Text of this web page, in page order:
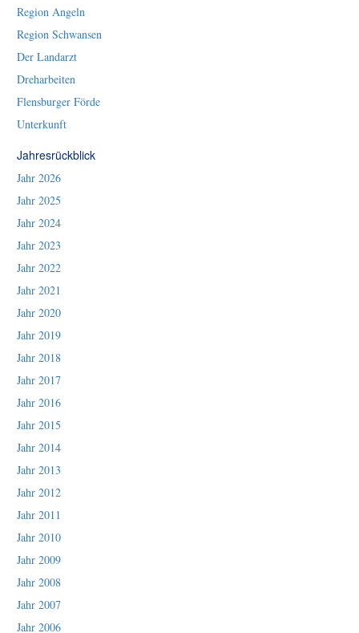
Region Angeln
Region Schwansen
Der Landarzt
Dreharbeiten
Flensburger Förde
Unterkunft
Jahresrückblick
Jahr 2026
Jahr 2025
Jahr 2024
Jahr 2023
Jahr 2022
Jahr 2021
Jahr 2020
Jahr 2019
Jahr 2018
Jahr 2017
Jahr 2016
Jahr 2015
Jahr 2014
Jahr 2013
Jahr 2012
Jahr 2011
Jahr 2010
Jahr 2009
Jahr 2008
Jahr 2007
Jahr 2006